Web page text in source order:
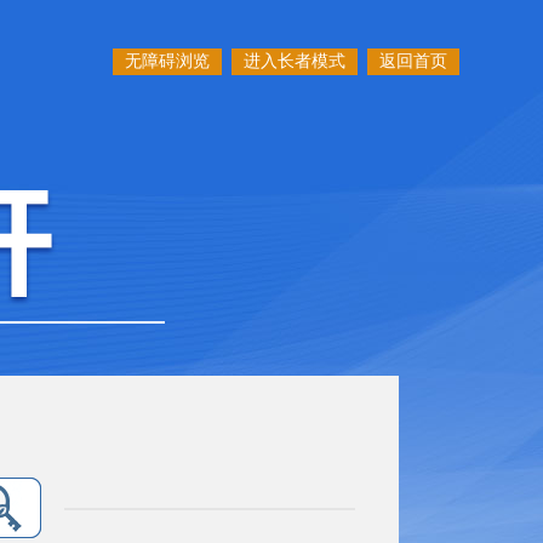
无障碍浏览 进入长者模式 返回首页